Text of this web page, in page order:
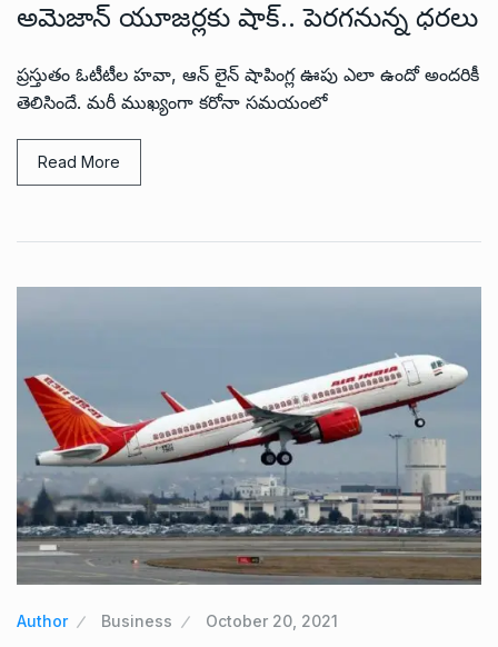
అమెజాన్ యూజర్లకు షాక్.. పెరగనున్న ధరలు
ప్రస్తుతం ఓటీటీల హవా, ఆన్ లైన్ షాపింగ్ల ఊపు ఎలా ఉందో అందరికీ
తెలిసిందే. మరీ ముఖ్యంగా కరోనా సమయంలో
Read More
Author Business October 20, 2021